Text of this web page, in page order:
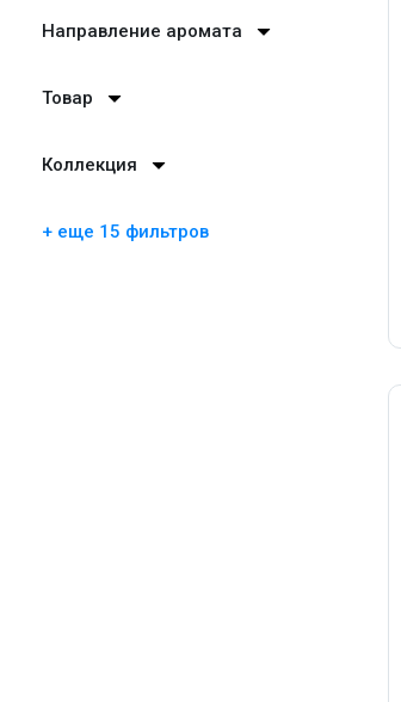
Направление аромата
Товар
Коллекция
+ еще 15 фильтров